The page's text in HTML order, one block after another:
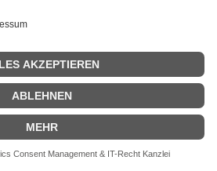
Lizenz (1 Jahr)
Hersteller-Nr.:IPM-10N-SUB1
Eaton Intelligent Power Manager -
Abonnement-Lizenz (1 Jahr) - 10 Knoten
1.318,83€